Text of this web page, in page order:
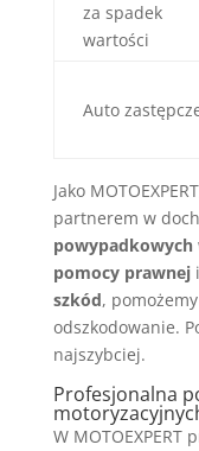
za spadek
wartości
Auto
Jako
partnerem w
powypadkowych
pomocy prawneji
szkód,
odszkodowanie.
najszybciej.
Profesjonalna
W